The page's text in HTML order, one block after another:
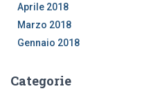
Aprile 2018
Marzo 2018
Gennaio 2018
Categorie